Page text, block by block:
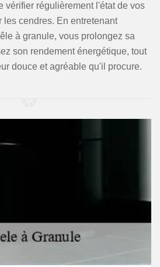
vérifier régulièrement l'état de vos
les cendres. En entretenant
à granule, vous prolongez sa
son rendement énergétique, tout
douce et agréable qu'il procure.